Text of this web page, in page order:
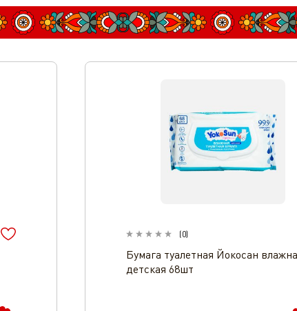
(0)
Бумага туалетная Йокосан
детская 68шт